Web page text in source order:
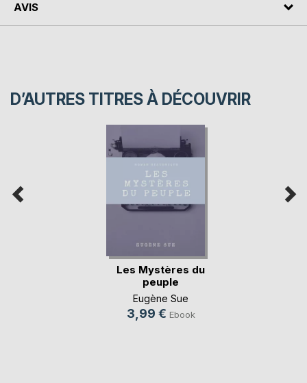
AVIS
D’AUTRES TITRES À DÉCOUVRIR
Les Mystères du
peuple
Eugène Sue
3,99 € Ebook